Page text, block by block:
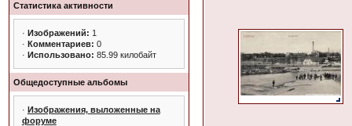
Статистика активности
· Изображений: 1
· Комментариев: 0
· Использовано: 85.99 килобайт
Общедоступные альбомы
· Изображения, выложенные на
форуме